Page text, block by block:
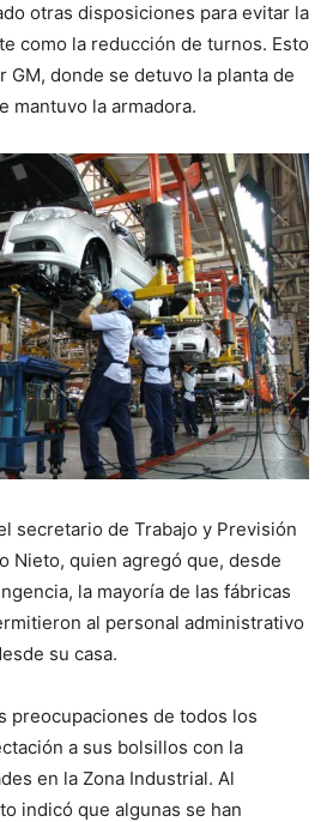
otras disposiciones para evitar la
como la reducción de turnos. Esto
GM, donde se detuvo la planta de
mantuvo la armadora.
secretario de Trabajo y Previsión
Nieto, quien agregó que, desde
la mayoría de las fábricas
al personal administrativo
su casa.
preocupaciones de todos los
a sus bolsillos con la
en la Zona Industrial. Al
indicó que algunas se han